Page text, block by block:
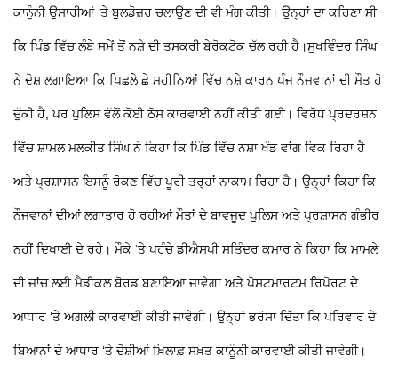
ਕਾਨੂੰਨੀ ਉਸਾਰੀਆਂ ‘ਤੇ ਬੁਲਡੋਜ਼ਰ ਚਲਾਉਣ ਦੀ ਵੀ ਮੰਗ ਕੀਤੀ। ਉਨ੍ਹਾਂ ਦਾ ਕਹਿਣਾ ਸੀ
ਕਿ ਪਿੰਡ ਵਿੱਚ ਲੰਬੇ ਸਮੇਂ ਤੋਂ ਨਸ਼ੇ ਦੀ ਤਸਕਰੀ ਬੇਰੋਕਟੋਕ ਚੱਲ ਰਹੀ ਹੈ।ਸੁਖਵਿੰਦਰ ਸਿੰਘ
ਨੇ ਦੋਸ਼ ਲਗਾਇਆ ਕਿ ਪਿਛਲੇ ਛੇ ਮਹੀਨਿਆਂ ਵਿੱਚ ਨਸ਼ੇ ਕਾਰਨ ਪੰਜ ਨੌਜਵਾਨਾਂ ਦੀ ਮੌਤ ਹੋ
ਚੁੱਕੀ ਹੈ, ਪਰ ਪੁਲਿਸ ਵੱਲੋਂ ਕੋਈ ਠੋਸ ਕਾਰਵਾਈ ਨਹੀਂ ਕੀਤੀ ਗਈ। ਵਿਰੋਧ ਪ੍ਰਦਰਸ਼ਨ
ਵਿੱਚ ਸ਼ਾਮਲ ਮਲਕੀਤ ਸਿੰਘ ਨੇ ਕਿਹਾ ਕਿ ਪਿੰਡ ਵਿੱਚ ਨਸ਼ਾ ਖੰਡ ਵਾਂਗ ਵਿਕ ਰਿਹਾ ਹੈ
ਅਤੇ ਪ੍ਰਸ਼ਾਸਨ ਇਸਨੂੰ ਰੋਕਣ ਵਿੱਚ ਪੂਰੀ ਤਰ੍ਹਾਂ ਨਾਕਾਮ ਰਿਹਾ ਹੈ। ਉਨ੍ਹਾਂ ਕਿਹਾ ਕਿ
ਨੌਜਵਾਨਾਂ ਦੀਆਂ ਲਗਾਤਾਰ ਹੋ ਰਹੀਆਂ ਮੌਤਾਂ ਦੇ ਬਾਵਜੂਦ ਪੁਲਿਸ ਅਤੇ ਪ੍ਰਸ਼ਾਸਨ ਗੰਭੀਰ
ਨਹੀਂ ਦਿਖਾਈ ਦੇ ਰਹੇ। ਮੌਕੇ ‘ਤੇ ਪਹੁੰਚੇ ਡੀਐਸਪੀ ਸਤਿੰਦਰ ਕੁਮਾਰ ਨੇ ਕਿਹਾ ਕਿ ਮਾਮਲੇ
ਦੀ ਜਾਂਚ ਲਈ ਮੈਡੀਕਲ ਬੋਰਡ ਬਣਾਇਆ ਜਾਵੇਗਾ ਅਤੇ ਪੋਸਟਮਾਰਟਮ ਰਿਪੋਰਟ ਦੇ
ਆਧਾਰ ‘ਤੇ ਅਗਲੀ ਕਾਰਵਾਈ ਕੀਤੀ ਜਾਵੇਗੀ। ਉਨ੍ਹਾਂ ਭਰੋਸਾ ਦਿੱਤਾ ਕਿ ਪਰਿਵਾਰ ਦੇ
ਬਿਆਨਾਂ ਦੇ ਆਧਾਰ ‘ਤੇ ਦੋਸ਼ੀਆਂ ਖ਼ਿਲਾਫ਼ ਸਖ਼ਤ ਕਾਨੂੰਨੀ ਕਾਰਵਾਈ ਕੀਤੀ ਜਾਵੇਗੀ।